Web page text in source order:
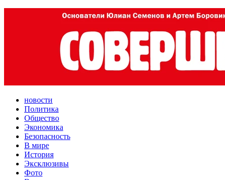
новости
Политика
Общество
Экономика
Безопасность
В мире
История
Эксклюзивы
Фото